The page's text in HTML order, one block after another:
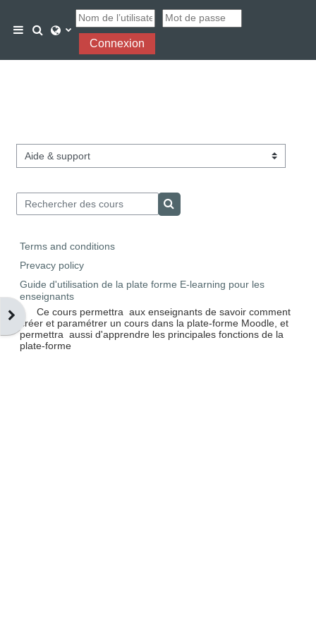
Panneau latéral
Activer/désactiver la saisie de recherche
Connexion
Ouvrir le tiroir des blocs
Catégories de cours
Rechercher des cours
Rechercher des cours
Terms and conditions
Prevacy policy
Guide d'utilisation de la plate forme E-learning pour les
enseignants
Ce cours permettra aux enseignants de savoir comment
créer et paramétrer un cours dans la plate-forme Moodle, et
permettra aussi d'apprendre les principales fonctions de la
plate-forme